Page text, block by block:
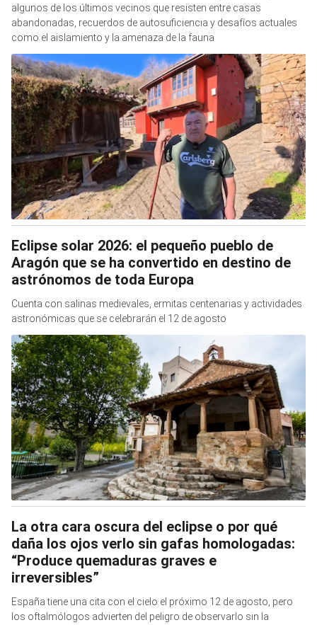
algunos de los últimos vecinos que resisten entre casas
abandonadas, recuerdos de autosuficiencia y desafíos actuales
como el aislamiento y la amenaza de la fauna
Eclipse solar 2026: el pequeño pueblo de
Aragón que se ha convertido en destino de
astrónomos de toda Europa
Cuenta con salinas medievales, ermitas centenarias y actividades
astronómicas que se celebrarán el 12 de agosto
La otra cara oscura del eclipse o por qué
daña los ojos verlo sin gafas homologadas:
“Produce quemaduras graves e
irreversibles”
España tiene una cita con el cielo el próximo 12 de agosto, pero
los oftalmólogos advierten del peligro de observarlo sin la